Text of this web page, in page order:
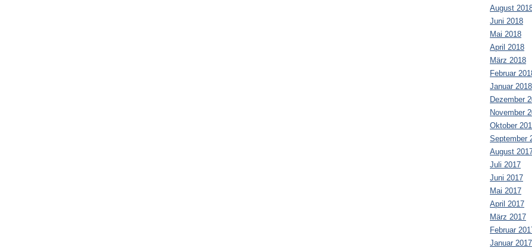
August
Juni 2018
Mai 2018
April 2018
März 2018
Februar
Januar 2018
Dezember
November
Oktober
September
August
Juli 2017
Juni 2017
Mai 2017
April 2017
März 2017
Februar
Januar 2017